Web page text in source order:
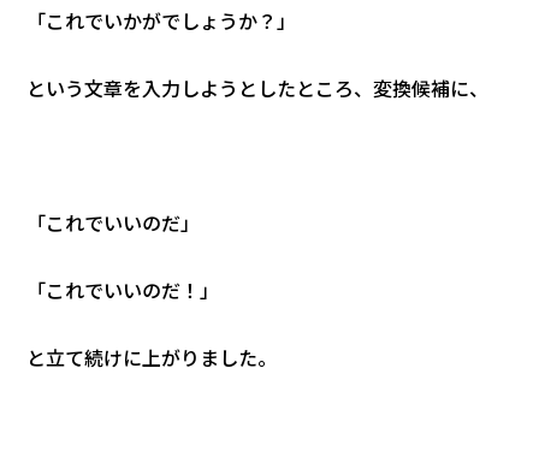
「これでいかがでしょうか？」
という文章を入力しようとしたところ、変換候補に、
「これでいいのだ」
「これでいいのだ！」
と立て続けに上がりました。